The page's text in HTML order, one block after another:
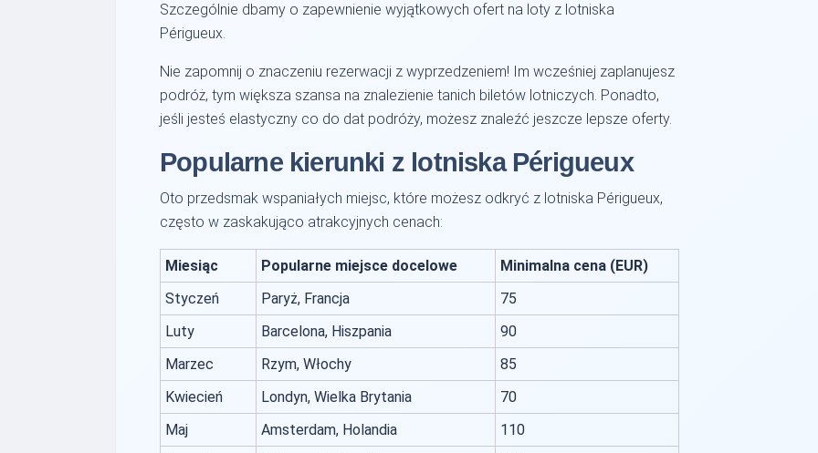
Szczególnie dbamy o zapewnienie wyjątkowych ofert na loty z lotniska
Périgueux.
Nie zapomnij o znaczeniu rezerwacji z wyprzedzeniem! Im wcześniej zaplanujesz
podróż, tym większa szansa na znalezienie tanich biletów lotniczych. Ponadto,
jeśli jesteś elastyczny co do dat podróży, możesz znaleźć jeszcze lepsze oferty.
Popularne kierunki z lotniska Périgueux
Oto przedsmak wspaniałych miejsc, które możesz odkryć z lotniska Périgueux,
często w zaskakująco atrakcyjnych cenach:
Miesiąc Popularne miejsce docelowe
Minimalna cena (EUR)
Styczeń
Paryż, Francja
75
Luty
Barcelona, Hiszpania
90
Marzec
Rzym, Włochy
85
Kwiecień
Londyn, Wielka Brytania
70
Maj
Amsterdam, Holandia
110